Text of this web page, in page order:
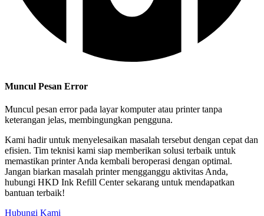
Muncul Pesan Error
Muncul pesan error pada layar komputer atau printer tanpa
keterangan jelas, membingungkan pengguna.
Kami hadir untuk menyelesaikan masalah tersebut dengan cepat dan
efisien. Tim teknisi kami siap memberikan solusi terbaik untuk
memastikan printer Anda kembali beroperasi dengan optimal.
Jangan biarkan masalah printer mengganggu aktivitas Anda,
hubungi HKD Ink Refill Center sekarang untuk mendapatkan
bantuan terbaik!
Hubungi Kami